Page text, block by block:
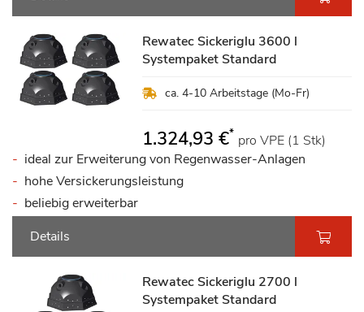
Rewatec Sickeriglu 3600 l
Systempaket Standard
ca. 4-10 Arbeitstage (Mo-Fr)
1.324,93 €* pro VPE (1 Stk)
ideal zur Erweiterung von Regenwasser-Anlagen
hohe Versickerungsleistung
beliebig erweiterbar
Details
Rewatec Sickeriglu 2700 l
Systempaket Standard